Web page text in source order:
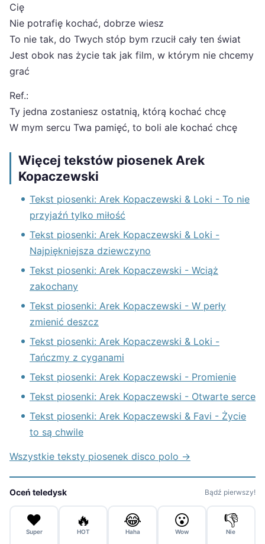
Cię
Nie potrafię kochać, dobrze wiesz
To nie tak, do Twych stóp bym rzucił cały ten świat
Jest obok nas życie tak jak film, w którym nie chcemy
grać
Ref.:
Ty jedna zostaniesz ostatnią, którą kochać chcę
W mym sercu Twa pamięć, to boli ale kochać chcę
Więcej tekstów piosenek Arek
Kopaczewski
Tekst piosenki: Arek Kopaczewski & Loki - To nie
przyjaźń tylko miłość
Tekst piosenki: Arek Kopaczewski & Loki -
Najpiękniejsza dziewczyno
Tekst piosenki: Arek Kopaczewski - Wciąż
zakochany
Tekst piosenki: Arek Kopaczewski - W perły
zmienić deszcz
Tekst piosenki: Arek Kopaczewski & Loki -
Tańczmy z cyganami
Tekst piosenki: Arek Kopaczewski - Promienie
Tekst piosenki: Arek Kopaczewski - Otwarte serce
Tekst piosenki: Arek Kopaczewski & Favi - Życie
to są chwile
Wszystkie teksty piosenek disco polo →
Oceń teledysk Bądź pierwszy!
❤️
Super
🔥
HOT
😂
Haha
😮
Wow
👎
Nie